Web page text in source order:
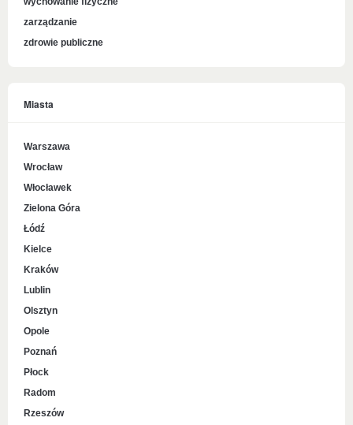
zarządzanie
zdrowie publiczne
Miasta
Warszawa
Wrocław
Włocławek
Zielona Góra
Łódź
Kielce
Kraków
Lublin
Olsztyn
Opole
Poznań
Płock
Radom
Rzeszów